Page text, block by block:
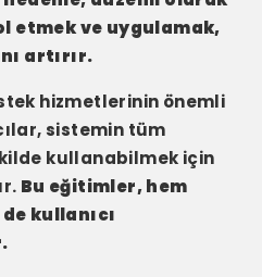
etmek ve uygulamak,
artırır.
hizmetlerinin önemli
sistemin tüm
kullanabilmek için
Bu eğitimler, hem
kullanıcı